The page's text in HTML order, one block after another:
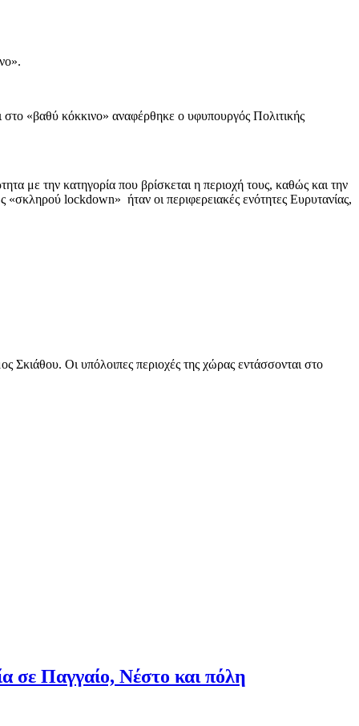
στο «βαθύ κόκκινο» αναφέρθηκε ο υφυπουργός Πολιτικής
με την κατηγορία που βρίσκεται η περιοχή τους, καθώς και την
lockdown» ήταν οι περιφερειακές ενότητες Ευρυτανίας,
Σκιάθου. Οι υπόλοιπες περιοχές της χώρας εντάσσονται στο
σε Παγγαίο, Νέστο και πόλη